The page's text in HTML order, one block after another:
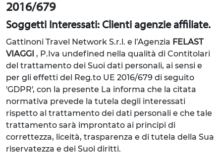
2016/679
Soggetti Interessati: Clienti agenzie affiliate.
Gattinoni Travel Network S.r.l. e l’Agenzia FELAST
VIAGGI , P.Iva undefined nella qualità di Contitolari
del trattamento dei Suoi dati personali, ai sensi e
per gli effetti del Reg.to UE 2016/679 di seguito
'GDPR', con la presente La informa che la citata
normativa prevede la tutela degli interessati
rispetto al trattamento dei dati personali e che tale
trattamento sarà improntato ai principi di
correttezza, liceità, trasparenza e di tutela della Sua
riservatezza e dei Suoi diritti.